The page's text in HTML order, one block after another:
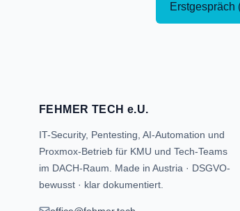
Erstgespräch
FEHMER TECH e.U.
IT-Security, Pentesting, AI-Automation und
Proxmox-Betrieb für KMU und Tech-Teams
im DACH-Raum. Made in Austria · DSGVO-
bewusst · klar dokumentiert.